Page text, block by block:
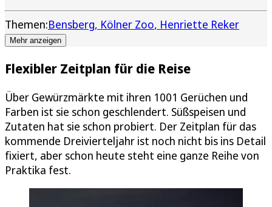
Themen:Bensberg Kölner Zoo Henriette Reker
Mehr anzeigen
Flexibler Zeitplan für die Reise
Über Gewürzmärkte mit ihren 1001 Gerüchen und
Farben ist sie schon geschlendert. Süßspeisen und
Zutaten hat sie schon probiert. Der Zeitplan für das
kommende Dreivierteljahr ist noch nicht bis ins Detail
fixiert, aber schon heute steht eine ganze Reihe von
Praktika fest.